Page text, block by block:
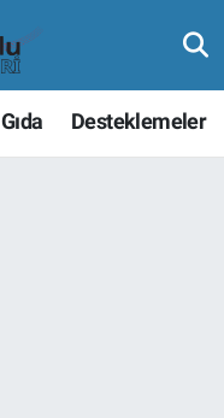
Gıda Desteklemeler